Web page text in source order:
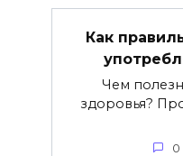
Как
Чем
здоровья?
0